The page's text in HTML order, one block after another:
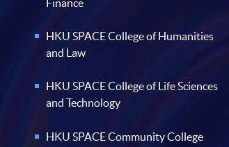
Finance
HKU SPACE College of Humanities
and Law
HKU SPACE College of Life Sciences
and Technology
HKU SPACE Community College